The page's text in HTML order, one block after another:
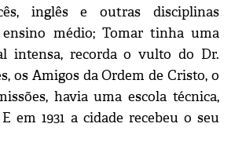
inglês e outras disciplinas
médio; Tomar tinha uma
intensa, recorda o vulto do Dr.
os Amigos da Ordem de Cristo, o
havia uma escola técnica,
em 1931 a cidade recebeu o seu